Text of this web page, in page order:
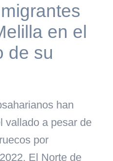
en el
de su
han
vallado a pesar de
por
El Norte de